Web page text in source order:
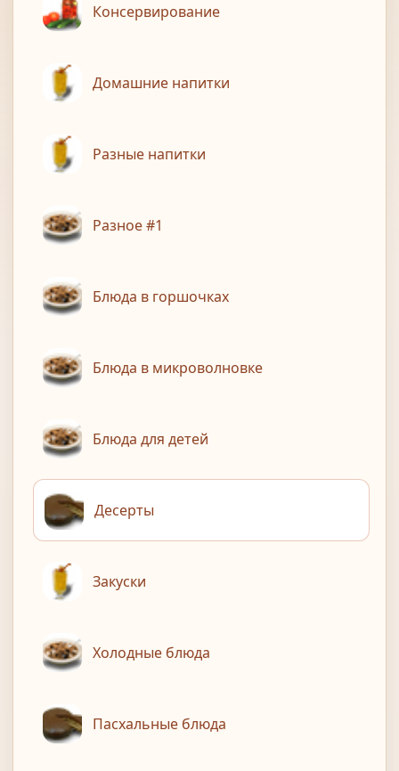
Консервирование
Домашние напитки
Разные напитки
Разное #1
Блюда в горшочках
Блюда в микроволновке
Блюда для детей
Десерты
Закуски
Холодные блюда
Пасхальные блюда